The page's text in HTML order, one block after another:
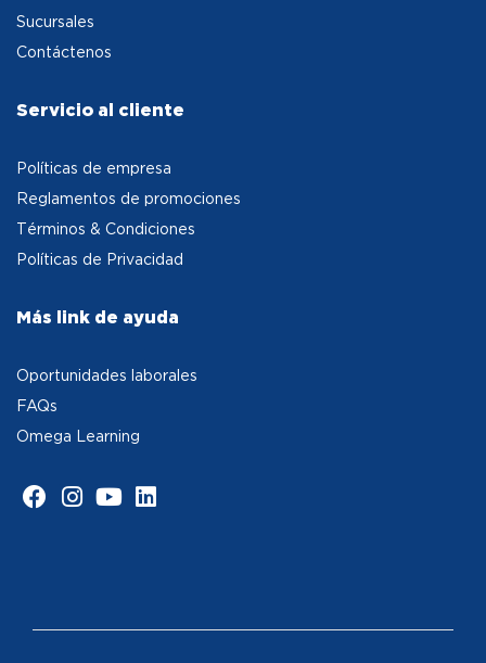
Sucursales
Contáctenos
Servicio al cliente
Políticas de empresa
Reglamentos de promociones
Términos & Condiciones
Políticas de Privacidad
Más link de ayuda
Oportunidades laborales
FAQs
Omega Learning